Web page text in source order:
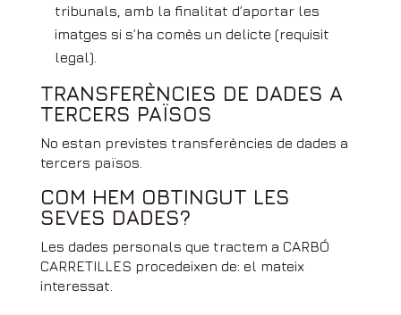
tribunals, amb la finalitat d’aportar les
imatges si s’ha comès un delicte (requisit
legal).
TRANSFERÈNCIES DE DADES A
TERCERS PAÏSOS
No estan previstes transferències de dades a
tercers països.
COM HEM OBTINGUT LES
SEVES DADES?
Les dades personals que tractem a CARBÓ
CARRETILLES procedeixen de: el mateix
interessat.